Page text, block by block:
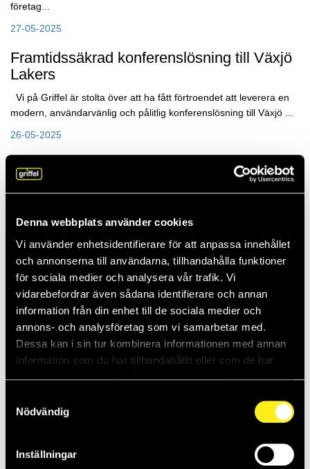
Denna webbplats använder cookies
Vi använder enhetsidentifierare för att anpassa innehållet
och annonserna till användarna, tillhandahålla funktioner
för sociala medier och analysera vår trafik. Vi
vidarebefordrar även sådana identifierare och annan
information från din enhet till de sociala medier och
annons- och analysföretag som vi samarbetar med.
Dessa kan i sin tur kombinera informationen med annan
information som du har tillhandahållit eller som de har
samlat in när du har använt deras tjänster.
Nödvändig
Inställningar
företag...
27-05-2025
Framtidssäkrad konferenslösning till Växjö
Lakers
Vi på Griffel är stolta över att ha fått förtroendet att leverera en
modern, användarvänlig och pålitlig konferenslösning till Växjö ...
26-05-2025
Anja föredrar molnet: “Smart, säkert och
kapabelt”
Men Griffels Anja Genestig slår ett slag för molnet. – Det är smart,
26-05-2025
Daniel vet hur man stoppar inkräktaren
Griffels Daniel Thompsson tror på samspelet mellan människor,
teknik och organisation. Så skapas säkra IT-miljöer. – Ledningens
engagemang är vi...
15-05-2025
gillar kunderna Elias
kompaktare och snabbare teknik blir hela tiden. – Det finns så
stora...